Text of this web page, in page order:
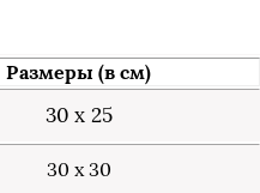
Размеры (в см)
30 х 25
30 х 30